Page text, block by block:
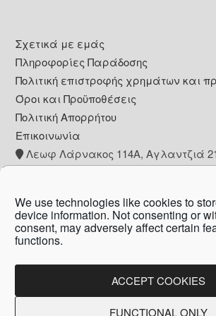
We use technologies like cookies to
device information. Not consenting or
consent, may adversely affect certain
functions.
ACCEPT COOKIES
FUNCTIONAL ONLY
Footer
Σχετικά με εμάς
Πληροφορίες Παράδοσης
Πολιτική επιστροφής χρημάτων και
Όροι και Προϋποθέσεις
Πολιτική Απορρήτου
Επικοινωνία
Λεωφ Λάρνακος 114Α, Αγλαντζιά
Zanni Pharmacy